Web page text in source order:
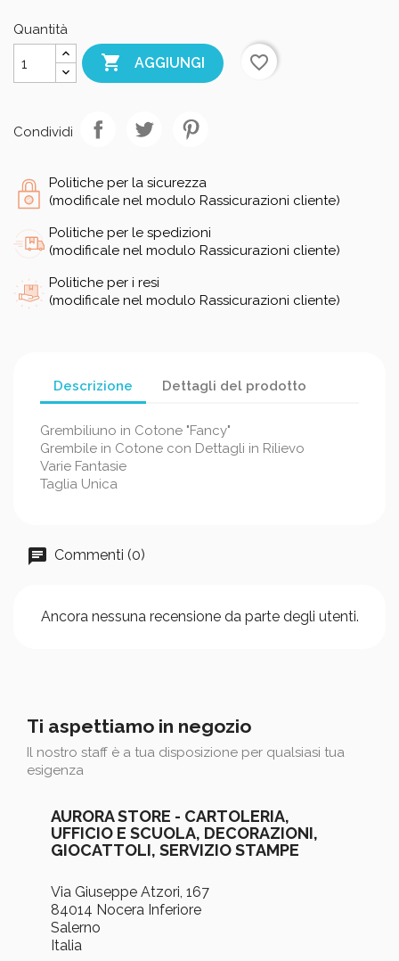
Quantità
 AGGIUNGI favorite_border
Condividi
Politiche per la sicurezza
(modificale nel modulo Rassicurazioni cliente)
Politiche per le spedizioni
(modificale nel modulo Rassicurazioni cliente)
Politiche per i resi
(modificale nel modulo Rassicurazioni cliente)
Descrizione Dettagli del prodotto
Grembiliuno in Cotone "Fancy"
Grembile in Cotone con Dettagli in Rilievo
Varie Fantasie
Taglia Unica
Commenti (0)
Ancora nessuna recensione da parte degli utenti.
Ti aspettiamo in negozio
Il nostro staff è a tua disposizione per qualsiasi tua
esigenza
AURORA STORE - CARTOLERIA,
UFFICIO E SCUOLA, DECORAZIONI,
GIOCATTOLI, SERVIZIO STAMPE
Via Giuseppe Atzori, 167
84014 Nocera Inferiore
Salerno
Italia